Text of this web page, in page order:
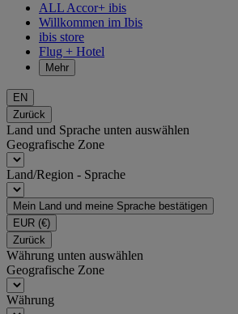
ALL Accor+ ibis
Willkommen im Ibis
ibis store
Flug + Hotel
Mehr
EN
Zurück
Land und Sprache unten auswählen
Geografische Zone
Land/Region - Sprache
Mein Land und meine Sprache bestätigen
EUR (€)
Zurück
Währung unten auswählen
Geografische Zone
Währung